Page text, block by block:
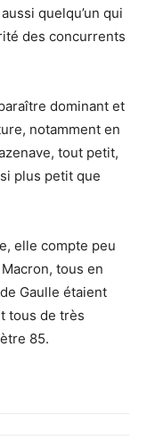
quelqu’un qui
des concurrents
dominant et
notamment en
tout petit,
plus petit que
elle compte peu
tous en
Gaulle étaient
tous de très
85.